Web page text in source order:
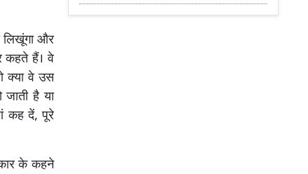
लिखूंगा और
कहते हैं। वे
क्या वे उस
है या
कह दें, पूरे
के कहने